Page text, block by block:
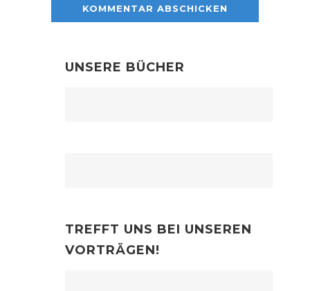
UNSERE BÜCHER
TREFFT UNS BEI UNSEREN
VORTRÄGEN!